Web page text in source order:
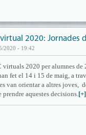
2020: Jornades
2020 - 19:42
virtuals 2020 per alumnes
fet el 14 i 15 de maig, a
van orientar a altres joves,
prendre aquestes decisions.[+]